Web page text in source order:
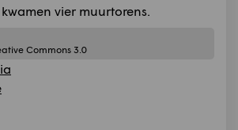
vier muurtorens.
Commons 3.0